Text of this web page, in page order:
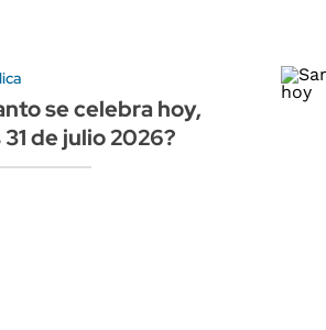
se celebra hoy,
de julio 2026?